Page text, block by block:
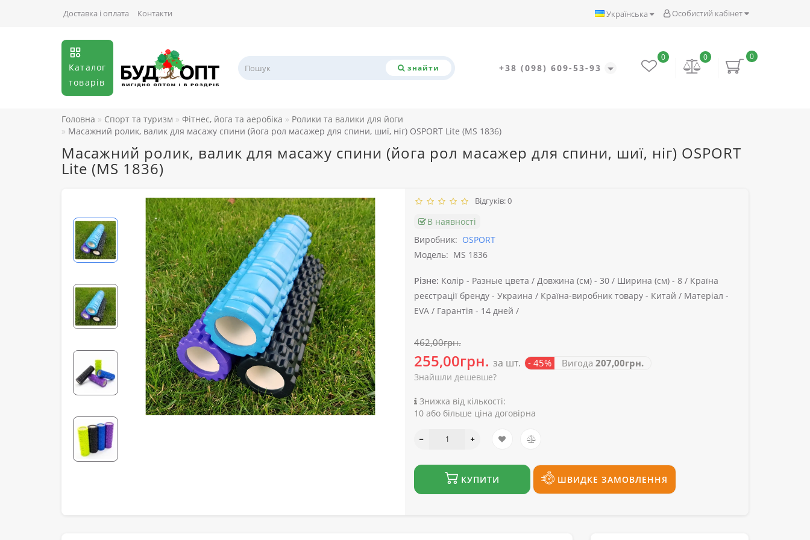
Особистий кабінет
Українська
Доставка і оплата Контакти
Каталог
товарів
знайти +38 (098) 609-53-93
0
0
0
Головна Спорт та туризм Фітнес, йога та аеробіка
Ролики та валики для йоги
Масажний ролик, валик для масажу спини (йога рол масажер для спини, шиї, ніг) OSPORT Lite (MS 1836)
Масажний ролик, валик для масажу спини (йога рол масажер для спини, шиї, ніг) OSPORT
Lite (MS 1836)
Відгуків: 0
В наявності
Виробник: OSPORT
Модель: MS 1836
Різне: Колір - Разные цвета / Довжина (см) - 30 / Ширина (см) - 8 / Країна
реєстрації бренду - Украина / Країна-виробник товару - Китай / Матеріал -
EVA / Гарантія - 14 дней /
462,00грн.
255,00грн. за шт. - 45% Вигода 207,00грн.
Знайшли дешевше?
Знижка від кількості:
10 або більше ціна договірна
КУПИТИ ШВИДКЕ ЗАМОВЛЕННЯ